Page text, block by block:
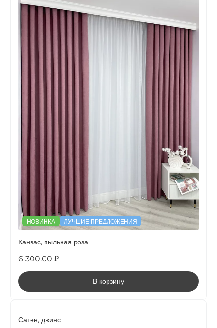
НОВИНКА ЛУЧШИЕ ПРЕДЛОЖЕНИЯ
Канвас, пыльная роза
6 300.00 ₽
В корзину
Сатен, джинс